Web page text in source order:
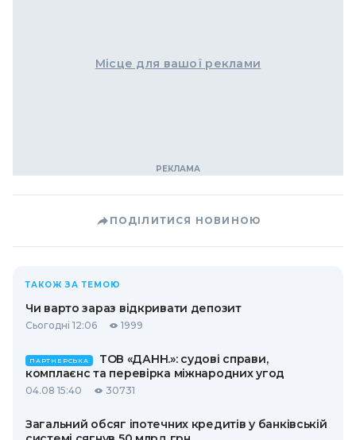
Місце для вашої реклами
ПОДІЛИТИСЯ НОВИНОЮ
ТАКОЖ ЗА ТЕМОЮ
Чи варто зараз відкривати депозит
Сьогодні 12:06 1999
ПАРТНЕРСЬКА
ТОВ «ДАНН.»: судові справи,
комплаєнс та перевірка міжнародних угод
04.08 15:40 30731
Загальний обсяг іпотечних кредитів у банківській